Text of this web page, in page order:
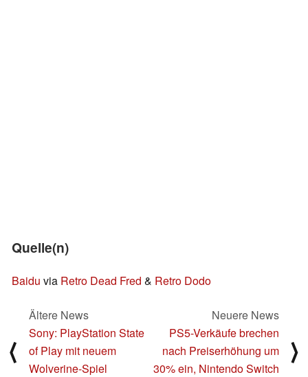
Quelle(n)
Baidu via Retro Dead Fred & Retro Dodo
⟨
Ältere News
Sony: PlayStation State
of Play mit neuem
Wolverine-Spiel
Neuere News
PS5-Verkäufe brechen
nach Preiserhöhung um
30% ein, Nintendo Switch
⟩